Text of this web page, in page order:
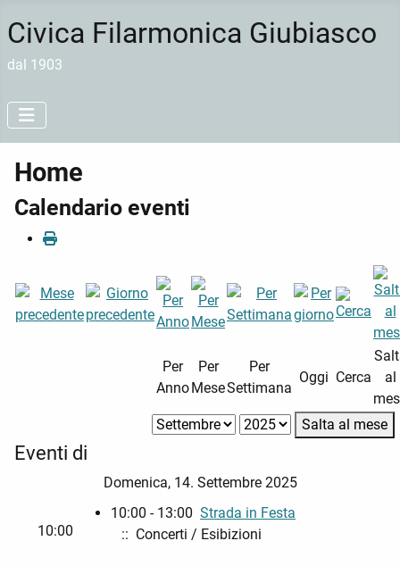
Civica Filarmonica Giubiasco
dal 1903
Home
Calendario eventi
Per
Anno
Per
Mese
Per
Settimana
Oggi Cerca
al
Salta al mese
Eventi di
Domenica, 14. Settembre 2025
10:00
10:00 - 13:00 Strada in Festa
:: Concerti / Esibizioni